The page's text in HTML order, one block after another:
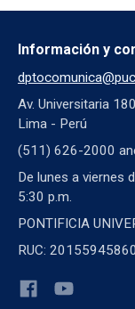
Información y
Av. Universitaria
Lima - Perú
(511) 626-2000
De lunes a viernes
5:30 p.m.
PONTIFICIA
RUC: 20155945860